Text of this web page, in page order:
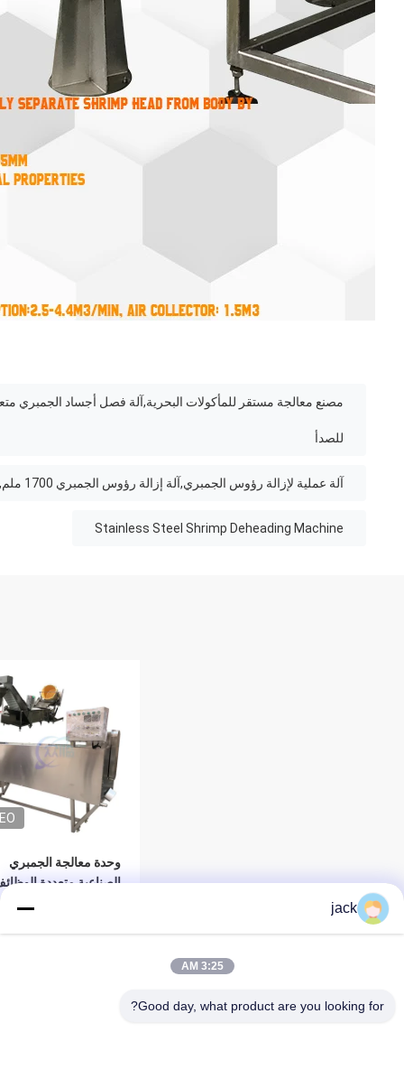
مصنع معالجة مستقر للمأكولات البحرية,آلة فصل أجساد الجمبري
للصدأ
آلة عملية لإزالة رؤوس الجمبري,آلة إزالة رؤوس الجمبري 1700 ملم,آلة فصل أجساد الجمبري متعددة المشاهد
Stainless Steel Shrimp Deheading Machine
وحدة معالجة الجمبري
الصناعية متعددة
jack
3:25 AM
Good day, what product are you looking for?